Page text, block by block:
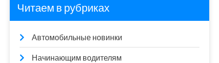
Читаем в рубриках
Автомобильные новинки
Начинающим водителям